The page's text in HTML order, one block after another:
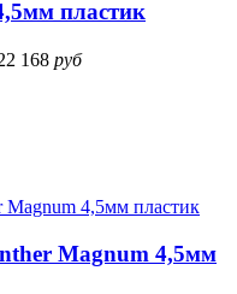
пластик
168 руб
Magnum 4,5мм